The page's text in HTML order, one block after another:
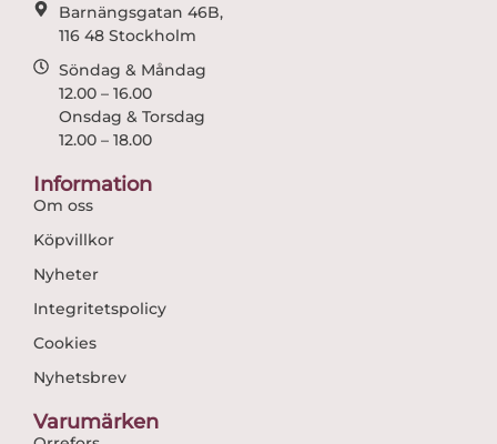
Barnängsgatan 46B,
116 48 Stockholm
Söndag & Måndag
12.00 – 16.00
Onsdag & Torsdag
12.00 – 18.00
Information
Om oss
Köpvillkor
Nyheter
Integritetspolicy
Cookies
Nyhetsbrev
Varumärken